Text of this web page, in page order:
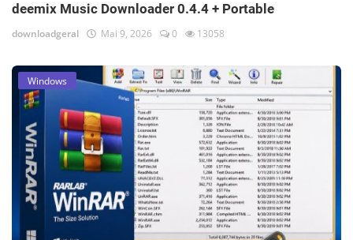
deemix Music Downloader 0.4.4 + Portable
downloadgeral Mai 9, 2026 0 13058
Windows